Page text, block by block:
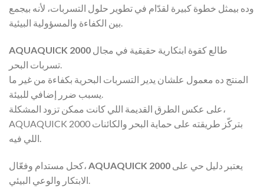
وده بيمثل خطوة كبيرة لقدّام في تطوير حلول التسربات، لأنه بيجمع
بين الكفاءة والمسؤولية البيئية.
AQUAQUICK 2000
تسربات البحر.
المنتج ده معمول علشان يدير التسربات البحرية بكفاءة من غير ما
يسبب ضرر إضافي للبيئة.
على عكس الطرق القديمة اللي كانت ممكن تزود المشكلة،
AQUAQUICK 2000 بتركّز طريقته على حماية البحر والكائنات
اللي فيه.
كحل مستدام وفعّال، AQUAQUICK 2000
الابتكار والوعي البيئي.